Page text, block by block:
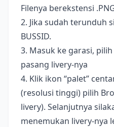
Filenya berekstensi
2. Jika sudah terunduh
BUSSID.
3. Masuk ke garasi,
pasang livery-nya
4. Klik ikon “palet”
(resolusi tinggi) pilih
livery). Selanjutnya
menemukan livery-nya